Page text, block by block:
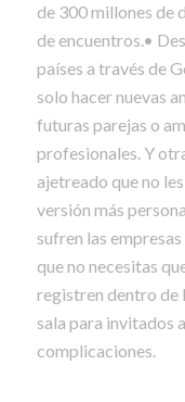
de 300 millones de
de encuentros.•
países a través de
solo hacer nuevas
futuras parejas o
profesionales. Y
ajetreado que no
versión más
sufren las
que no necesitas
registren dentro de
sala para invitados
complicaciones.